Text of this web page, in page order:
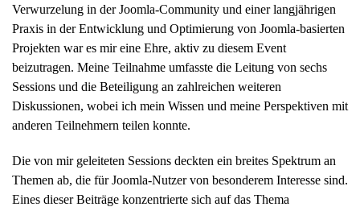
Verwurzelung in der Joomla-Community und einer langjährigen
Praxis in der Entwicklung und Optimierung von Joomla-basierten
Projekten war es mir eine Ehre, aktiv zu diesem Event
beizutragen. Meine Teilnahme umfasste die Leitung von sechs
Sessions und die Beteiligung an zahlreichen weiteren
Diskussionen, wobei ich mein Wissen und meine Perspektiven mit
anderen Teilnehmern teilen konnte.
Die von mir geleiteten Sessions deckten ein breites Spektrum an
Themen ab, die für Joomla-Nutzer von besonderem Interesse sind.
Eines dieser Beiträge konzentrierte sich auf das Thema